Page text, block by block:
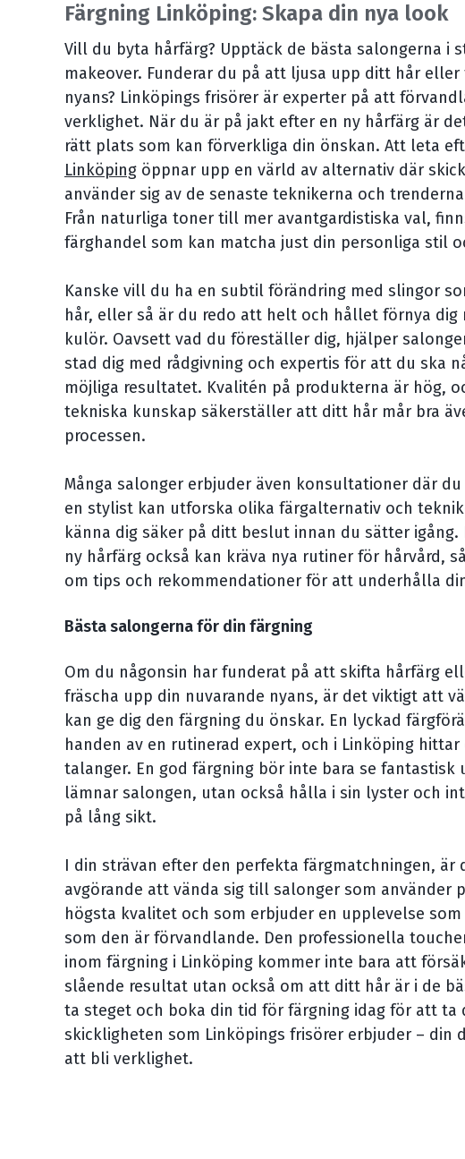
Färgning Linköping: Skapa din nya look
Vill du byta hårfärg? Upptäck de bästa salongerna i
makeover. Funderar du på att ljusa upp ditt hår
nyans? Linköpings frisörer är experter på att
verklighet. När du är på jakt efter en ny hårfärg är
rätt plats som kan förverkliga din önskan. Att leta
Linköping öppnar upp en värld av alternativ där
använder sig av de senaste teknikerna och
Från naturliga toner till mer avantgardistiska val,
färghandel som kan matcha just din personliga stil
Kanske vill du ha en subtil förändring med slingor
hår, eller så är du redo att helt och hållet förnya dig
kulör. Oavsett vad du föreställer dig, hjälper
stad dig med rådgivning och expertis för att du ska
möjliga resultatet. Kvalitén på produkterna är hög,
tekniska kunskap säkerställer att ditt hår mår bra
processen.
Många salonger erbjuder även konsultationer där
en stylist kan utforska olika färgalternativ och
känna dig säker på ditt beslut innan du sätter igång.
ny hårfärg också kan kräva nya rutiner för hårvård,
om tips och rekommendationer för att underhålla
Bästa salongerna för din färgning
Om du någonsin har funderat på att skifta hårfärg
fräscha upp din nuvarande nyans, är det viktigt att
kan ge dig den färgning du önskar. En lyckad
handen av en rutinerad expert, och i Linköping hittar
talanger. En god färgning bör inte bara se fantastisk
lämnar salongen, utan också hålla i sin lyster och
på lång sikt.
I din strävan efter den perfekta färgmatchningen, är
avgörande att vända sig till salonger som använder
högsta kvalitet och som erbjuder en upplevelse
som den är förvandlande. Den professionella
inom färgning i Linköping kommer inte bara att
slående resultat utan också om att ditt hår är i de
ta steget och boka din tid för färgning idag för att ta
skickligheten som Linköpings frisörer erbjuder – din
att bli verklighet.